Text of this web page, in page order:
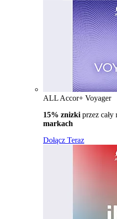
ALL Accor+ Voyager
15% znizki przez
markach
Dołącz Teraz